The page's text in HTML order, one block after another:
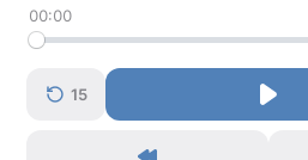
00:00
15